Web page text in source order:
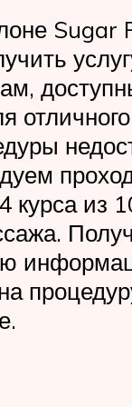
Sugar
отличного
курса из